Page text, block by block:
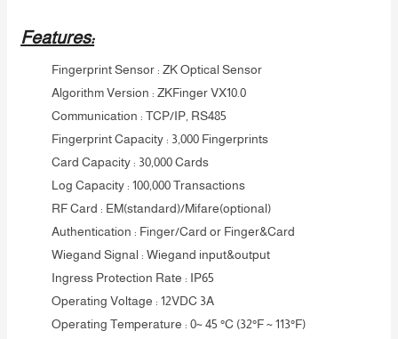
Features:
Fingerprint Sensor : ZK Optical Sensor
Algorithm Version : ZKFinger VX10.0
Communication : TCP/IP, RS485
Fingerprint Capacity : 3,000 Fingerprints
Card Capacity : 30,000 Cards
Log Capacity : 100,000 Transactions
RF Card : EM(standard)/Mifare(optional)
Authentication : Finger/Card or Finger&Card
Wiegand Signal : Wiegand input&output
Ingress Protection Rate : IP65
Operating Voltage : 12VDC 3A
Operating Temperature : 0~ 45 °C (32°F ~ 113°F)